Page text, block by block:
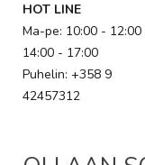
HOT LINE
Ma-pe: 10:00 - 12:00
14:00 - 17:00
Puhelin: +358 9
42457312